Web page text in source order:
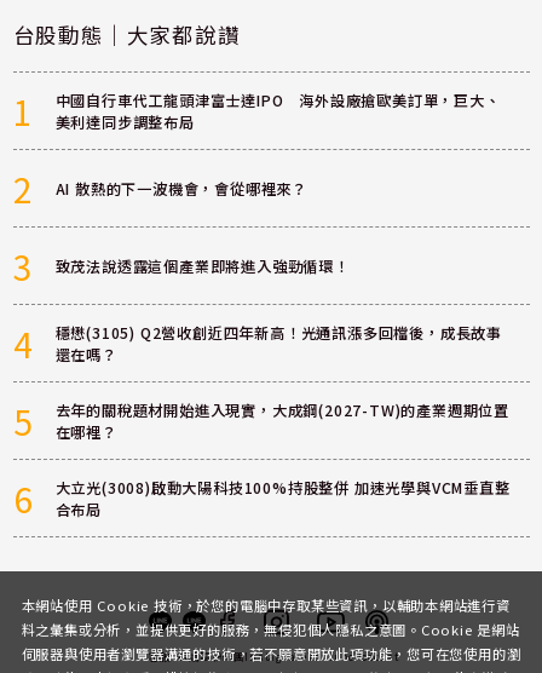
台股動態｜大家都說讚
1
中國自行車代工龍頭津富士達IPO 海外設廠搶歐美訂單，巨大、
美利達同步調整布局
2 AI 散熱的下一波機會，會從哪裡來？
3 致茂法說透露這個產業即將進入強勁循環！
4
穩懋(3105) Q2營收創近四年新高！光通訊漲多回檔後，成長故事
還在嗎？
5
去年的關稅題材開始進入現實，大成鋼(2027-TW)的產業週期位置
在哪裡？
6
大立光(3008)啟動大陽科技100%持股整併 加速光學與VCM垂直整
合布局
客服 討論區粉絲團InstagramYoutubePodcast
本網站使用 Cookie 技術，於您的電腦中存取某些資訊，以輔助本網站進行資
料之彙集或分析，並提供更好的服務，無侵犯個人隱私之意圖。Cookie 是網站
伺服器與使用者瀏覽器溝通的技術，若不願意開放此項功能，您可在您使用的瀏